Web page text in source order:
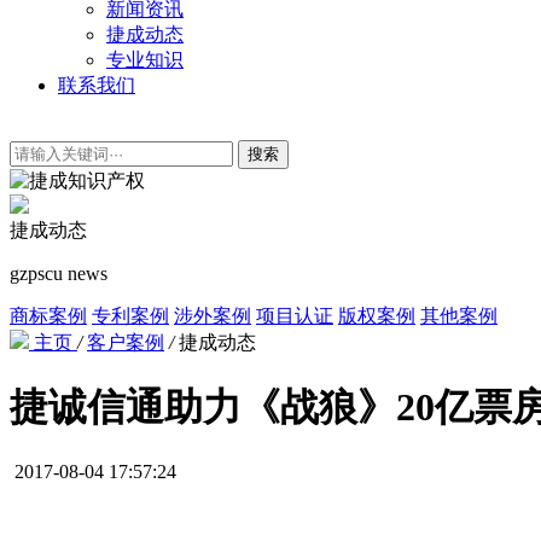
新闻资讯
捷成动态
专业知识
联系我们
搜索
捷成动态
gzpscu news
商标案例 专利案例 涉外案例 项目认证 版权案例 其他案例
主页 / 客户案例 / 捷成动态
捷诚信通助力《战狼》20亿票
2017-08-04 17:57:24